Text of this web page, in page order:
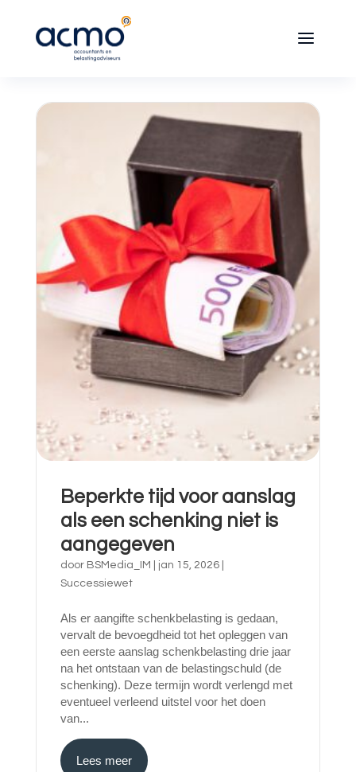
Beperkte tijd voor aanslag
als een schenking niet is
aangegeven
door BSMedia_IM jan 15, 2026|
Successiewet
Als er aangifte schenkbelasting is gedaan,
vervalt de bevoegdheid tot het opleggen van
een eerste aanslag schenkbelasting drie jaar
na het ontstaan van de belastingschuld (de
schenking). Deze termijn wordt verlengd met
eventueel verleend uitstel voor het doen
van...
Lees meer